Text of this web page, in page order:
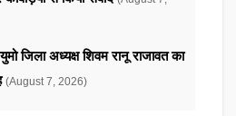
जिला अध्यक्ष शिवम रानू राजावत का
(August 7, 2026)